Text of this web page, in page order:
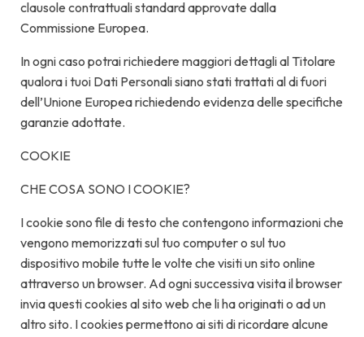
clausole contrattuali standard approvate dalla
Commissione Europea.
In ogni caso potrai richiedere maggiori dettagli al Titolare
qualora i tuoi Dati Personali siano stati trattati al di fuori
dell’Unione Europea richiedendo evidenza delle specifiche
garanzie adottate.
COOKIE
CHE COSA SONO I COOKIE?
I cookie sono file di testo che contengono informazioni che
vengono memorizzati sul tuo computer o sul tuo
dispositivo mobile tutte le volte che visiti un sito online
attraverso un browser. Ad ogni successiva visita il browser
invia questi cookies al sito web che li ha originati o ad un
altro sito. I cookies permettono ai siti di ricordare alcune